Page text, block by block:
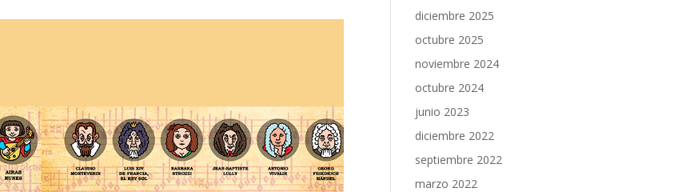
diciembre 2025
octubre 2025
noviembre 2024
octubre 2024
junio 2023
diciembre 2022
septiembre 2022
marzo 2022